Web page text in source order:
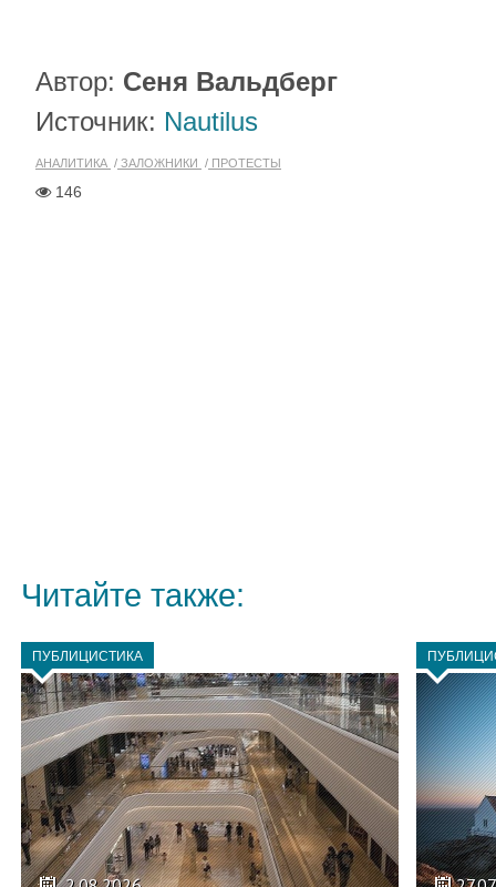
Автор: Сеня Вальдберг
Источник: Nautilus
АНАЛИТИКА ЗАЛОЖНИКИ ПРОТЕСТЫ
146
Читайте также:
ПУБЛИЦИСТИКА